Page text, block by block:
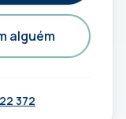
alguém
372